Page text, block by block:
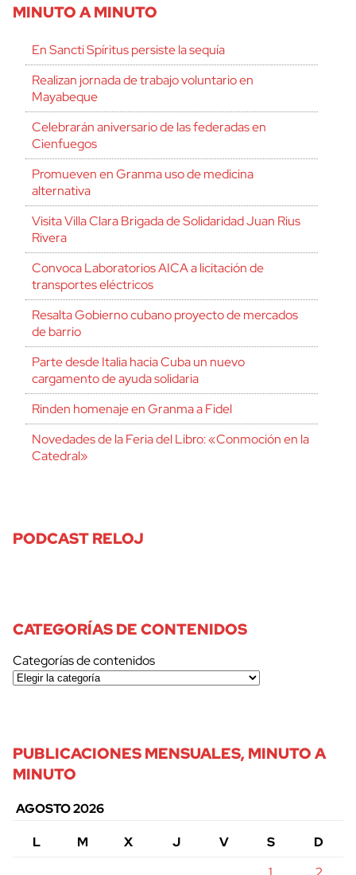
MINUTO A MINUTO
En Sancti Spíritus persiste la sequía
Realizan jornada de trabajo voluntario en
Mayabeque
Celebrarán aniversario de las federadas en
Cienfuegos
Promueven en Granma uso de medicina
alternativa
Visita Villa Clara Brigada de Solidaridad Juan Rius
Rivera
Convoca Laboratorios AICA a licitación de
transportes eléctricos
Resalta Gobierno cubano proyecto de mercados
de barrio
Parte desde Italia hacia Cuba un nuevo
cargamento de ayuda solidaria
Rinden homenaje en Granma a Fidel
Novedades de la Feria del Libro: «Conmoción en la
Catedral»
PODCAST RELOJ
CATEGORÍAS DE CONTENIDOS
Categorías de contenidos
PUBLICACIONES MENSUALES, MINUTO A
MINUTO
AGOSTO 2026
L
M X J V S
D